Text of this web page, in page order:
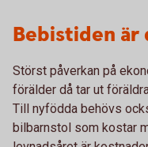
Bebistiden är
Störst påverkan på
förälder då tar ut
Till nyfödda behövs
bilbarnstol som kostar